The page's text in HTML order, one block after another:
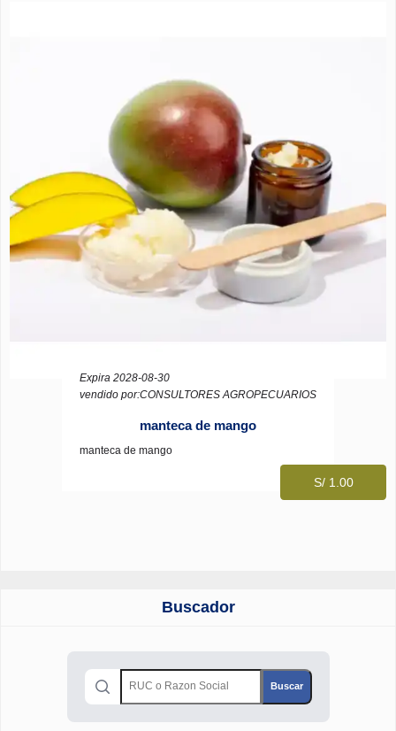
Expira 2028-08-30
vendido por:CONSULTORES AGROPECUARIOS
manteca de mango
manteca de mango
S/ 1.00
Buscador